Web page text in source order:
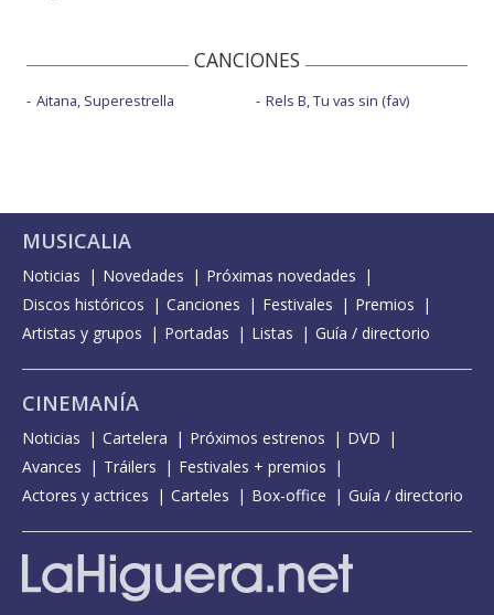
CANCIONES
Aitana, Superestrella Rels B, Tu vas sin (fav)
MUSICALIA
Noticias Novedades
Próximas novedades
Discos históricos
Canciones Festivales
Premios
Artistas y grupos
Portadas Listas Guía / directorio
CINEMANÍA
Noticias Cartelera Próximos estrenos
DVD
Avances
Tráilers
Festivales + premios
Actores y actrices
Carteles Box-office Guía / directorio